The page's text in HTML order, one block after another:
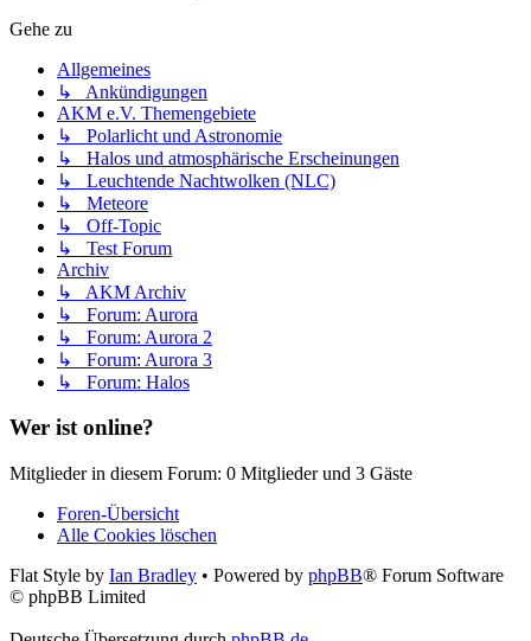
Gehe zu
Allgemeines
↳ Ankündigungen
AKM e.V. Themengebiete
↳ Polarlicht und Astronomie
↳ Halos und atmosphärische Erscheinungen
↳ Leuchtende Nachtwolken (NLC)
↳ Meteore
↳ Off-Topic
↳ Test Forum
Archiv
↳ AKM Archiv
↳ Forum: Aurora
↳ Forum: Aurora 2
↳ Forum: Aurora 3
↳ Forum: Halos
Wer ist online?
Mitglieder in diesem Forum: 0 Mitglieder und 3 Gäste
Foren-Übersicht
Alle Cookies löschen
Flat Style by Ian Bradley • Powered by phpBB® Forum Software
© phpBB Limited